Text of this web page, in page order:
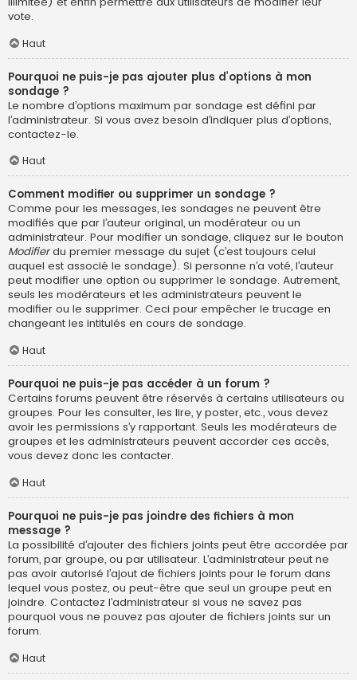
vote.
Haut
Pourquoi ne puis-je pas ajouter plus d’options à mon
sondage ?
Le nombre d’options maximum par sondage est défini par
l’administrateur. Si vous avez besoin d’indiquer plus d’options,
contactez-le.
Haut
Comment modifier ou supprimer un sondage ?
Comme pour les messages, les sondages ne peuvent être
modifiés que par l’auteur original, un modérateur ou un
administrateur. Pour modifier un sondage, cliquez sur le bouton
Modifierdu premier message du sujet (c’est toujours celui
auquel est associé le sondage). Si personne n’a voté, l’auteur
peut modifier une option ou supprimer le sondage. Autrement,
seuls les modérateurs et les administrateurs peuvent le
modifier ou le supprimer. Ceci pour empêcher le trucage en
changeant les intitulés en cours de sondage.
Haut
Pourquoi ne puis-je pas accéder à un forum ?
Certains forums peuvent être réservés à certains utilisateurs ou
groupes. Pour les consulter, les lire, y poster, etc., vous devez
avoir les permissions s’y rapportant. Seuls les modérateurs de
groupes et les administrateurs peuvent accorder ces accès,
vous devez donc les contacter.
Haut
Pourquoi ne puis-je pas joindre des fichiers à mon
message ?
La possibilité d’ajouter des fichiers joints peut être accordée par
forum, par groupe, ou par utilisateur. L’administrateur peut ne
pas avoir autorisé l’ajout de fichiers joints pour le forum dans
lequel vous postez, ou peut-être que seul un groupe peut en
joindre. Contactez l’administrateur si vous ne savez pas
pourquoi vous ne pouvez pas ajouter de fichiers joints sur un
forum.
Haut